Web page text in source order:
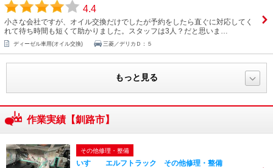
4.4
小さな会社ですが、オイル交換だけでしたが予約をしたら直ぐに対応してく
れて待ち時間も短くて助かりました。スタッフは3人？だと思いま…
ディーゼル車用(オイル交換) 三菱／デリカＤ：５
もっと見る
作業実績【釧路市】
その他修理・整備
いすゞ エルフトラック その他修理・整備